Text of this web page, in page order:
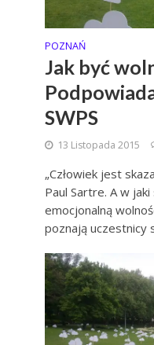
POZNAŃ
Jak być
SWPS
13 Listopada 2015
„Człowiek jest
Paul Sartre. A w
emocjonalną
poznają uczestnicy